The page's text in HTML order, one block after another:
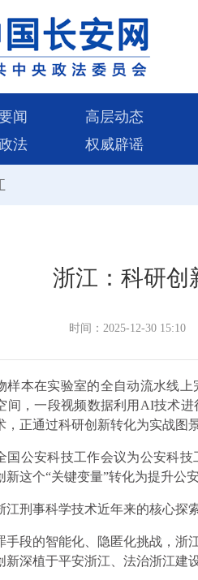
闻 高层动态
法
权威辟谣
浙江：科研创
时间：2025-12-30 15:10
样本在实验室的全自动流水线
间，一段视频数据利用AI技术
，正通过科研创新转化为实战图景
国公安科技工作会议为公安科
新这个“关键变量”转化为提升公
江刑事科学技术近年来的核心探
手段的智能化、隐匿化挑战，浙
新深植于平安浙江、法治浙江建